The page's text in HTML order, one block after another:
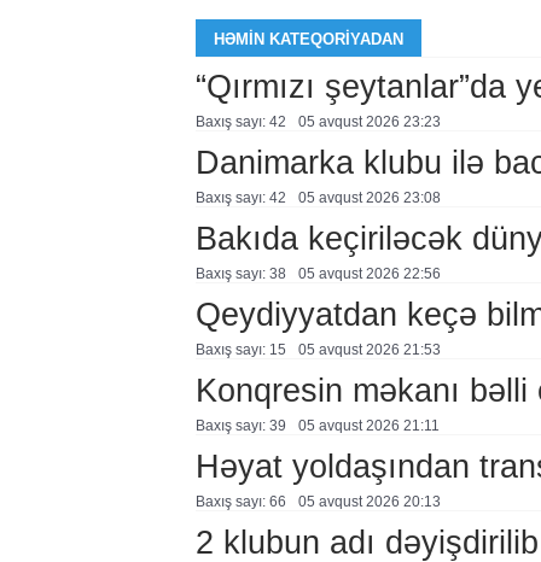
HƏMIN KATEQORIYADAN
“Qırmızı şeytanlar”da
Baxış sayı: 42 05 avqust 2026 23:23
Danimarka klubu ilə
Baxış sayı: 42 05 avqust 2026 23:08
Bakıda keçiriləcək
Baxış sayı: 38 05 avqust 2026 22:56
Qeydiyyatdan keçə
Baxış sayı: 15 05 avqust 2026 21:53
Konqresin məkanı bəlli
Baxış sayı: 39 05 avqust 2026 21:11
Həyat yoldaşından
Baxış sayı: 66 05 avqust 2026 20:13
2 klubun adı dəyişdirilib